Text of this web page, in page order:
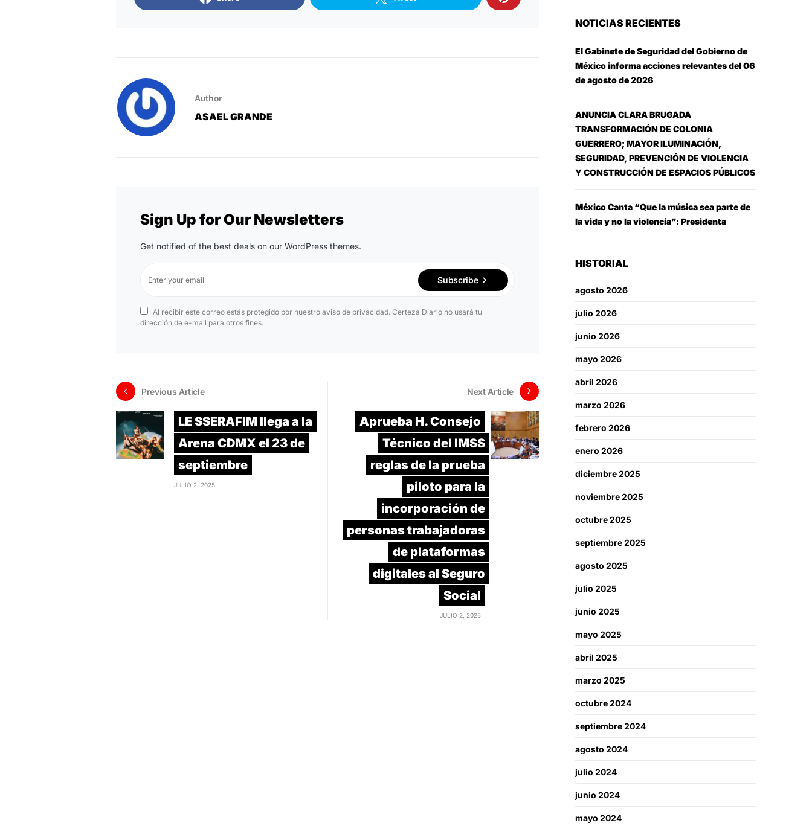
Author
ASAEL GRANDE
Sign Up for Our Newsletters
Get notified of the best deals on our WordPress themes.
Subscribe
Al recibir este correo estás protegido por nuestro aviso de privacidad. Certeza Diario no usará tu
dirección de e-mail para otros fines.
Previous Article
LE SSERAFIM llega a la
Arena CDMX el 23 de
septiembre
JULIO 2, 2025
Next Article
Aprueba H. Consejo
Técnico del IMSS
reglas de la prueba
piloto para la
incorporación de
personas trabajadoras
de plataformas
digitales al Seguro
Social
JULIO 2, 2025
NOTICIAS RECIENTES
El Gabinete de Seguridad del Gobierno de
México informa acciones relevantes del 06
de agosto de 2026
ANUNCIA CLARA BRUGADA
TRANSFORMACIÓN DE COLONIA
GUERRERO; MAYOR ILUMINACIÓN,
SEGURIDAD, PREVENCIÓN DE VIOLENCIA
Y CONSTRUCCIÓN DE ESPACIOS PÚBLICOS
México Canta “Que la música sea parte de
la vida y no la violencia”: Presidenta
HISTORIAL
agosto 2026
julio 2026
junio 2026
mayo 2026
abril 2026
marzo 2026
febrero 2026
enero 2026
diciembre 2025
noviembre 2025
octubre 2025
septiembre 2025
agosto 2025
julio 2025
junio 2025
mayo 2025
abril 2025
marzo 2025
octubre 2024
septiembre 2024
agosto 2024
julio 2024
junio 2024
mayo 2024